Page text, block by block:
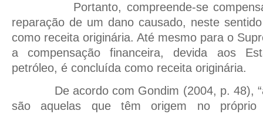
Portanto, compreende-se
reparação de um dano causado, neste
como receita originária. Até mesmo para o
a compensação financeira, devida aos
petróleo, é concluída como receita originária.
De acordo com Gondim (2004, p. 48),
são aquelas que têm origem no próprio